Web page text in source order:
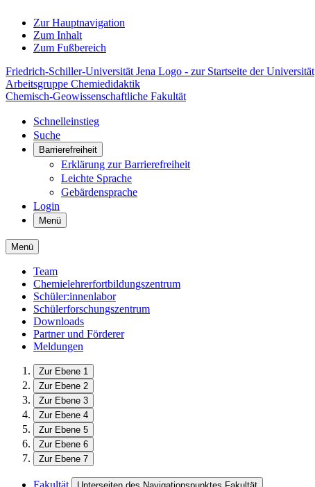
Zur Hauptnavigation
Zum Inhalt
Zum Fußbereich
Friedrich-Schiller-Universität Jena Logo - zur Startseite der Universität
Arbeitsgruppe Chemiedidaktik
Chemisch-Geowissenschaftliche Fakultät
Schnelleinstieg
Suche
Barrierefreiheit
Erklärung zur Barrierefreiheit
Leichte Sprache
Gebärdensprache
Login
Menü
Menü
Team
Chemielehrerfortbildungszentrum
Schüler:innenlabor
Schülerforschungszentrum
Downloads
Partner und Förderer
Meldungen
Zur Ebene 1
Zur Ebene 2
Zur Ebene 3
Zur Ebene 4
Zur Ebene 5
Zur Ebene 6
Zur Ebene 7
Fakultät